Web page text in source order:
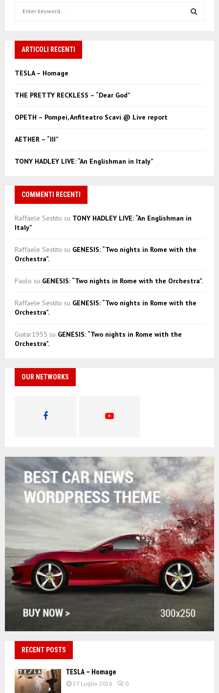
h
ARTICOLI RECENTI
TESLA – Homage
THE PRETTY RECKLESS – “Dear God”
OPETH – Pompei, Anfiteatro Scavi @ Live report
AETHER – “III”
TONY HADLEY LIVE: “An Englishman in Italy”
COMMENTI RECENTI
Raffaele Sestito su TONY HADLEY LIVE: “An Englishman in
Italy”
Raffaele Sestito su GENESIS: “Two nights in Rome with the
Orchestra”.
Paolo su GENESIS: “Two nights in Rome with the Orchestra”.
Raffaele Sestito su GENESIS: “Two nights in Rome with the
Orchestra”.
Guitar1955 su GENESIS: “Two nights in Rome with the
Orchestra”.
OUR NETWORKS
RECENT POSTS
TESLA – Homage
27 Luglio 2026 0